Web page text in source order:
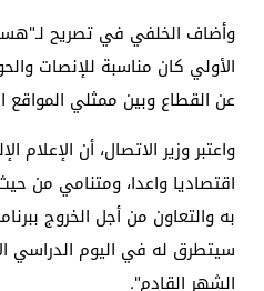
وأضاف الخلفي في تصريح
الأولي كان مناسبة للإنصات
عن القطاع وبين ممثلي المواقع
واعتبر وزير الاتصال، أن
اقتصاديا واعدا، ومتنامي من حيث
به والتعاون من أجل الخروج
سيتطرق له في اليوم الدراسي
الشهر القادم".